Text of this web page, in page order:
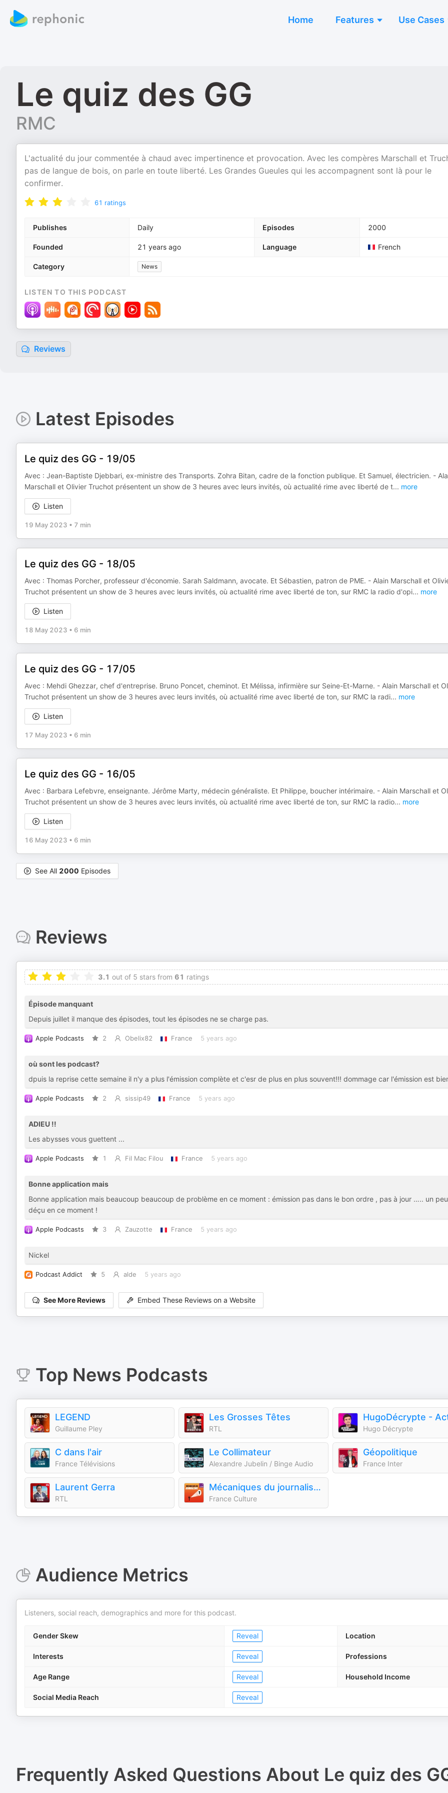
Home Features Use Cases
Le quiz des GG
RMC
L'actualité du jour commentée à chaud avec impertinence et provocation. Avec les compères Marschall et
pas de langue de bois, on parle en toute liberté. Les Grandes Gueules qui les accompagnent sont là pour le
confirmer.
61 ratings
Publishes Daily Episodes 2000
Founded 21 years ago Language French
Category News
LISTEN TO THIS PODCAST
Reviews
Latest Episodes
Le quiz des GG - 19/05
Avec : Jean-Baptiste Djebbari, ex-ministre des Transports. Zohra Bitan, cadre de la fonction publique. Et Samuel, électricien. -
Marschall et Olivier Truchot présentent un show de 3 heures avec leurs invités, où actualité rime avec liberté de t... more
Listen
19 May 2023 • 7 min
Le quiz des GG - 18/05
Avec : Thomas Porcher, professeur d'économie. Sarah Saldmann, avocate. Et Sébastien, patron de PME. - Alain Marschall et
Truchot présentent un show de 3 heures avec leurs invités, où actualité rime avec liberté de ton, sur RMC la radio d'opi... more
Listen
18 May 2023 • 6 min
Le quiz des GG - 17/05
Avec : Mehdi Ghezzar, chef d'entreprise. Bruno Poncet, cheminot. Et Mélissa, infirmière sur Seine-Et-Marne. - Alain Marschall et
Truchot présentent un show de 3 heures avec leurs invités, où actualité rime avec liberté de ton, sur RMC la radi... more
Listen
17 May 2023 • 6 min
Le quiz des GG - 16/05
Avec : Barbara Lefebvre, enseignante. Jérôme Marty, médecin généraliste. Et Philippe, boucher intérimaire. - Alain Marschall et
Truchot présentent un show de 3 heures avec leurs invités, où actualité rime avec liberté de ton, sur RMC la radio... more
Listen
16 May 2023 • 6 min
See All 2000 Episodes
Reviews
3.1 out of 5 stars from 61 ratings
Épisode manquant
Depuis juillet il manque des épisodes, tout les épisodes ne se charge pas.
Apple Podcasts 2 Obelix82 France 5 years ago
où sont les podcast?
dpuis la reprise cette semaine il n'y a plus l'émission complète et c'esr de plus en plus souvent!!! dommage car l'émission est
Apple Podcasts 2 sissip49 France 5 years ago
ADIEU !!
Les abysses vous guettent ...
Apple Podcasts 1 Fil Mac Filou France 5 years ago
Bonne application mais
Bonne application mais beaucoup beaucoup de problème en ce moment : émission pas dans le bon ordre , pas à jour ….. un peu
déçu en ce moment !
Apple Podcasts 3 Zauzotte France 5 years ago
Nickel
Podcast Addict 5 alde 5 years ago
See More Reviews Embed These Reviews on a Website
Top News Podcasts
LEGEND
Guillaume Pley
Les Grosses Têtes
RTL Hugo Décrypte
C dans l'air
France Télévisions
Le Collimateur
Alexandre Jubelin / Binge Audio
Géopolitique
France Inter
Laurent Gerra
RTL
Mécaniques du journalisme
France Culture
Audience Metrics
Listeners, social reach, demographics and more for this podcast.
Gender Skew Reveal Location
Interests Reveal Professions
Age Range Reveal Household Income
Social Media Reach Reveal
Frequently Asked Questions About Le quiz des